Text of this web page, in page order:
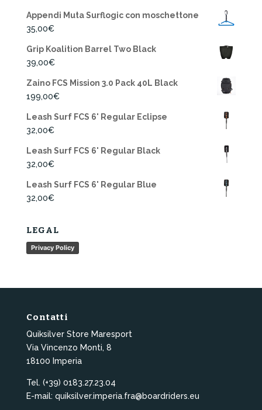
Appendi Muta Surflogic con moschettone
35,00€
Grip Koalition Barrel Two Black
39,00€
Zaino FCS Mission 3.0 Pack 40L Black
199,00€
Leash Surf FCS 6' Regular Eclipse
32,00€
Leash Surf FCS 6' Regular Black
32,00€
Leash Surf FCS 6' Regular Blue
32,00€
LEGAL
Privacy Policy
Contatti
Quiksilver Store Maresport
Via Vincenzo Monti, 8
18100 Imperia
Tel. (+39) 0183.27.23.04
E-mail: quiksilver.imperia.fra@boardriders.eu